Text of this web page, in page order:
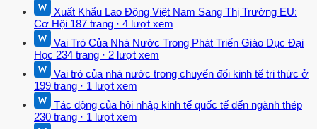
Xuất Khẩu Lao Động Việt Nam Sang Thị Trường EU:
Cơ Hội 187 trang · 4 lượt xem
Vai Trò Của Nhà Nước Trong Phát Triển Giáo Dục Đại
Học 234 trang · 2 lượt xem
Vai trò của nhà nước trong chuyển đổi kinh tế tri thức ở
199 trang · 1 lượt xem
Tác động của hội nhập kinh tế quốc tế đến ngành thép
230 trang · 1 lượt xem